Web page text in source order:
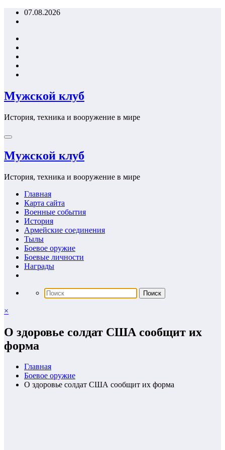
Перейти07.08.2026
Мужской клуб
История, техника и вооружение в мире
Мужской клуб
История, техника и вооружение в мире
Главная
Карта сайта
Военные события
История
Армейские соединения
Тылы
Боевое оружие
Боевые личности
Награды
×
О здоровье солдат США сообщит их
форма
Главная
Боевое оружие
О здоровье солдат США сообщит их форма